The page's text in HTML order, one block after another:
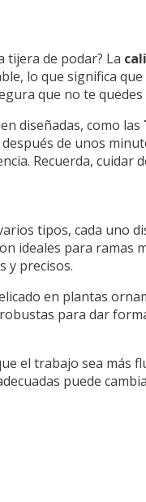
tijera de podar? La
lo que significa
que no te
diseñadas, como las
de unos
Recuerda, cuidar
tipos, cada uno
ideales para ramas
y precisos.
en plantas
para dar
el trabajo sea más
puede